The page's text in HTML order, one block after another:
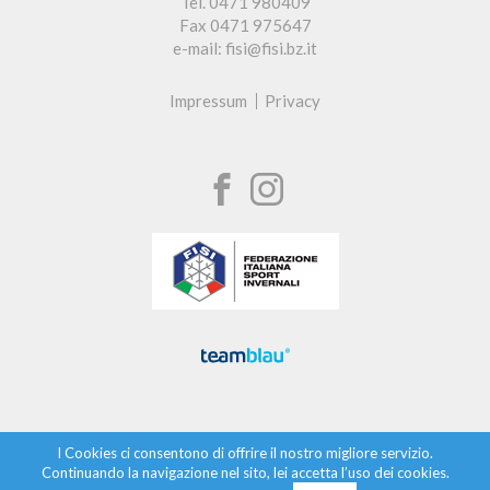
Fax 0471 975647
e-mail: fisi@fisi.bz.it
Impressum Privacy
I Cookies ci consentono di offrire il nostro migliore servizio.
Continuando la navigazione nel sito, lei accetta l’uso dei cookies.